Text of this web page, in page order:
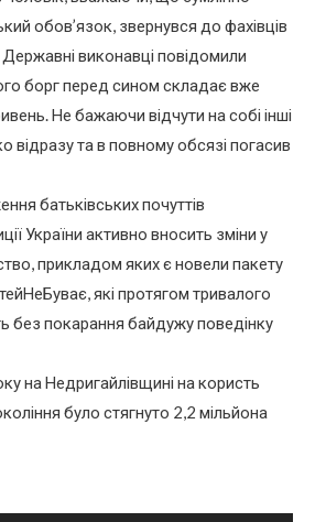
обов’язок, звернувся до фахівців
виконавці повідомили
борг перед сином складає вже
Не бажаючи відчути на собі інші
відразу та в повному обсязі погасив
батьківських почуттів
України активно вносить зміни у
прикладом яких є новели пакету
які протягом тривалого
без покарання байдужу поведінку
на Недригайлівщині на користь
було стягнуто 2,2 мільйона